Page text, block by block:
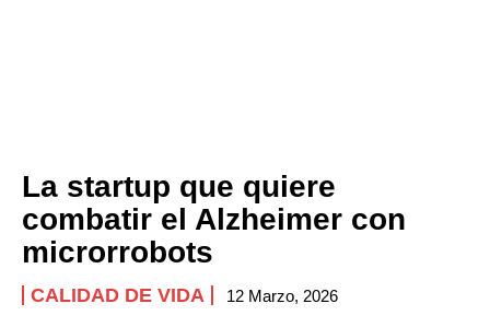
La startup que quiere
combatir el Alzheimer con
microrrobots
CALIDAD DE VIDA 12 Marzo, 2026